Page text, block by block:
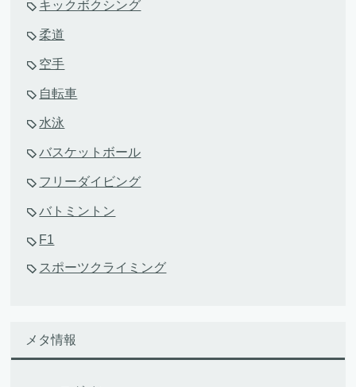
キックボクシング
柔道
空手
自転車
水泳
バスケットボール
フリーダイビング
バトミントン
F1
スポーツクライミング
メタ情報